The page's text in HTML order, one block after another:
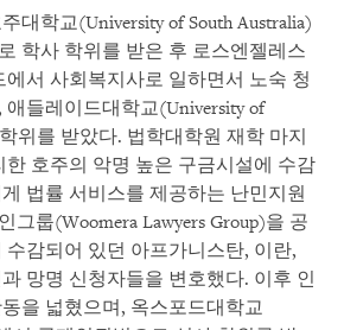
대학교(University of South Australia)
학사 학위를 받은 후 로스엔젤레스
서 사회복지사로 일하면서 노숙 청
들레이드대학교(University of
위를 받았다. 법학대학원 재학 마지
한 호주의 악명 높은 구금시설에 수감
법률 서비스를 제공하는 난민지원
그룹(Woomera Lawyers Group)을 공
수감되어 있던 아프가니스탄, 이란,
망명 신청자들을 변호했다. 이후 인
을 넓혔으며, 옥스포드대학교